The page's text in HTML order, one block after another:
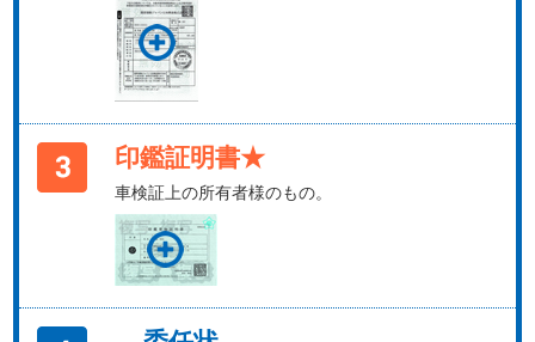
印鑑証明書★
車検証上の所有者様のもの。